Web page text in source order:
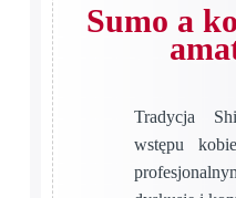
Sumo a
Tradycja
wstępu